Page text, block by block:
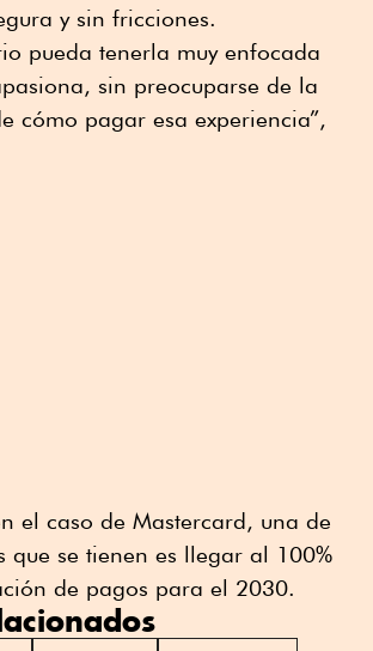
y sin fricciones.
pueda tenerla muy enfocada
sin preocuparse de la
cómo pagar esa experiencia”,
el caso de Mastercard, una de
que se tienen es llegar al 100%
de pagos para el 2030.